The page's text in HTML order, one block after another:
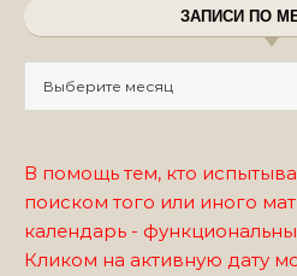
ЗАПИСИ ПО
В помощь тем, кто
поиском того или иного
календарь -
Кликом на активную дату